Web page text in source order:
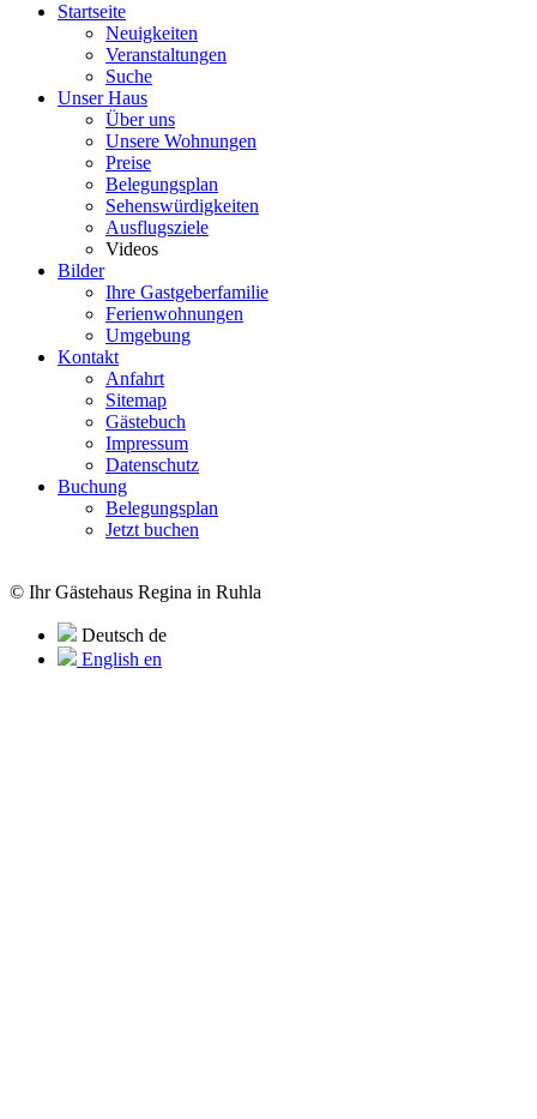
Startseite
Neuigkeiten
Veranstaltungen
Suche
Unser Haus
Über uns
Unsere Wohnungen
Preise
Belegungsplan
Sehenswürdigkeiten
Ausflugsziele
Videos
Bilder
Ihre Gastgeberfamilie
Ferienwohnungen
Umgebung
Kontakt
Anfahrt
Sitemap
Gästebuch
Impressum
Datenschutz
Buchung
Belegungsplan
Jetzt buchen
© Ihr Gästehaus Regina in Ruhla
Deutsch de
English en